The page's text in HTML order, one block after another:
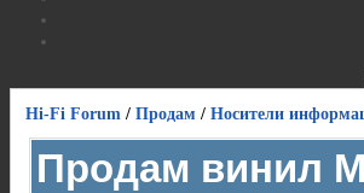
Hi-Fi Forum / Продам / Носители
Продам винил